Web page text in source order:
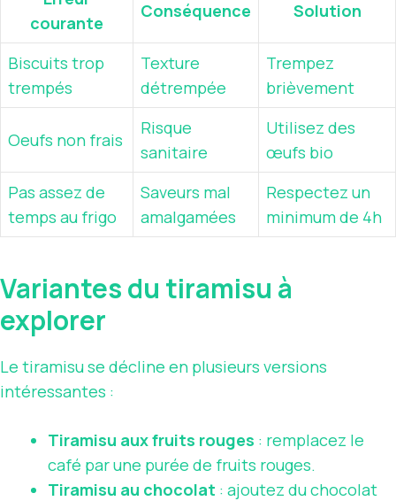
courante
Conséquence Solution
Biscuits trop
trempés
Texture
détrempée
Trempez
brièvement
Oeufs non frais
Risque
sanitaire
Utilisez des
œufs bio
Pas assez de
temps au frigo
Saveurs mal
amalgamées
Respectez un
minimum de 4h
Variantes du tiramisu à
explorer
Le tiramisu se décline en plusieurs versions
intéressantes :
Tiramisu aux fruits rouges : remplacez le
café par une purée de fruits rouges.
Tiramisu au chocolat : ajoutez du chocolat